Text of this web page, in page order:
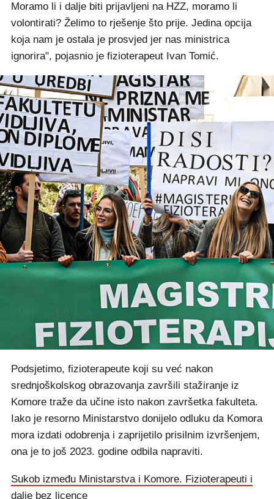
Moramo li i dalje biti prijavljeni na HZZ, moramo li
volontirati? Želimo to rješenje što prije. Jedina opcija
koja nam je ostala je prosvjed jer nas ministrica
ignorira", pojasnio je fizioterapeut Ivan Tomić.
Podsjetimo, fizioterapeute koji su već nakon
srednjoškolskog obrazovanja završili stažiranje iz
Komore traže da učine isto nakon završetka fakulteta.
Iako je resorno Ministarstvo donijelo odluku da Komora
mora izdati odobrenja i zaprijetilo prisilnim izvršenjem,
ona je to još 2023. godine odbila napraviti.
Sukob između Ministarstva i Komore. Fizioterapeuti i
dalje bez licence